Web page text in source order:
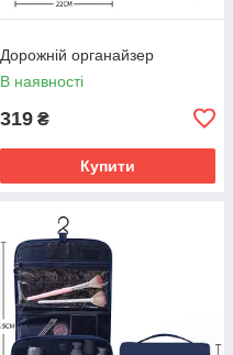
Дорожній органайзер
В наявності
319 ₴
Купити